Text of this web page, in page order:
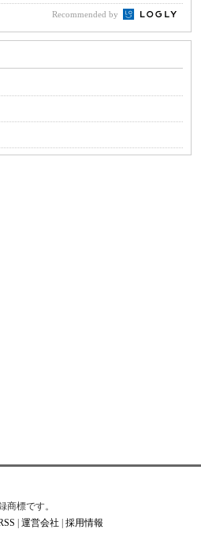
Recommended by
商標です。
運営会社 採用情報